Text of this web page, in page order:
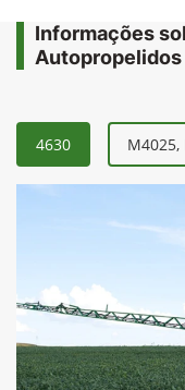
Informações
Autopropelidos
4630